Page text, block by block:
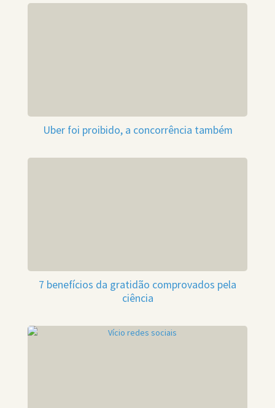
Uber foi proibido, a concorrência também
7 benefícios da gratidão comprovados pela
ciência